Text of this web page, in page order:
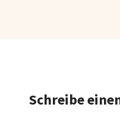
Schreibe